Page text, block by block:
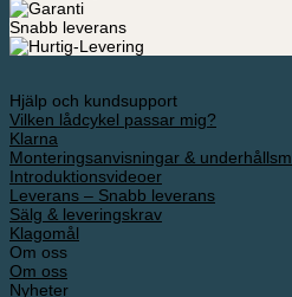
Snabb leverans
Hjälp och kundsupport
Vilken lådcykel passar mig?
Klarna
Monteringsanvisningar &
Introduktionsvideoer
Leverans – Snabb leverans
Sälg & leveringskrav
Klagomål
Om oss
Om oss
Nyheter